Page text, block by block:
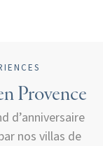
Provence
d’anniversaire
nos villas de